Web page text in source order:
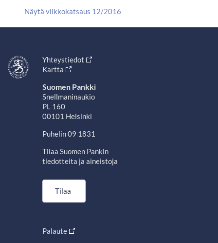
Näytä viikkokatsaus 12/2016
Yhteystiedot
Kartta
Suomen Pankki
Snellmaninaukio
PL 160
00101 Helsinki
Puhelin 09 1831
Tilaa Suomen Pankin
tiedotteita ja aineistoja
Tilaa
Palaute